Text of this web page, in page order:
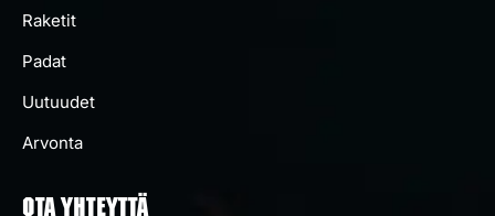
Raketit
Padat
Uutuudet
Arvonta
OTA YHTEYTTÄ